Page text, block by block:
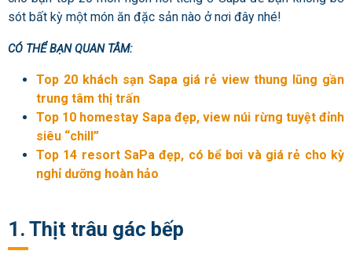
sót bất kỳ một món ăn đặc sản nào ở nơi đây nhé!
CÓ THỂ BẠN QUAN TÂM:
Top 20 khách sạn Sapa giá rẻ view thung lũng gần
trung tâm thị trấn
Top 10 homestay Sapa đẹp, view núi rừng tuyệt đỉnh
siêu “chill”
Top 14 resort SaPa đẹp, có bể bơi và giá rẻ cho kỳ
nghỉ dưỡng hoàn hảo
1. Thịt trâu gác bếp